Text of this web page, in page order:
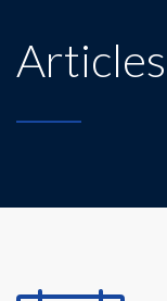
Articles